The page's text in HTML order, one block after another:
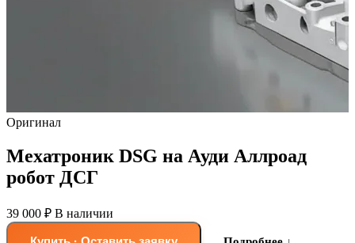
Оригинал
Мехатроник DSG на Ауди Аллроад
робот ДСГ
39 000 ₽ В наличии